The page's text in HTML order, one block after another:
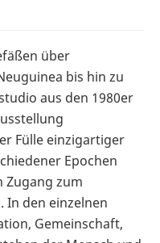
über
bis hin zu
aus den 1980er
Fülle einzigartiger
Epochen
Zugang zum
In den einzelnen
Gemeinschaft,